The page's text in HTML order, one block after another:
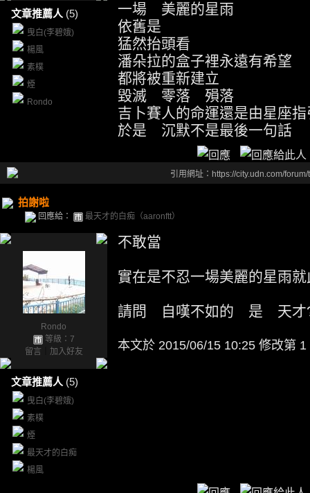
文章推薦人 (5)
曳白(李碧娥)
楊風
素樸
煙
Rondo
一場 美麗的星雨
依舊是
猛然抬頭看
潘朵拉的盒子裡永遠有希望
都將被重新建立
毀滅 零落 殞落
吉卜賽人的命運還是由星座指
於是 沉默不是最後一句話
引用網址：https://city.udn.com/
拍謝啦
回應給： 最天才的白痴（aaronftt）
Rondo
等級：7
留言
加入好友
文章推薦人 (5)
曳白(李碧娥)
素樸
煙
最天才的白痴
楊風
不敢當
實在是不忍一場美麗的星雨
請問 自嘆不如的 是 天
本文於 2015/06/15 10:25 修改第 1